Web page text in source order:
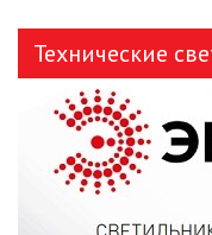
Технические